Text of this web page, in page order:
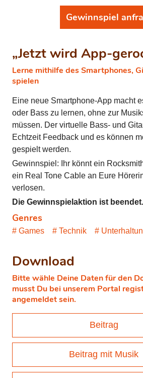
Gewinnspiel
„Jetzt wird App-
Lerne mithilfe des Smartphones,
spielen
Eine neue Smartphone-App macht
oder Bass zu lernen, ohne zur
müssen. Der virtuelle Bass- und
Echtzeit Feedback und es können
gespielt werden.
Gewinnspiel: Ihr könnt ein
ein Real Tone Cable an Eure
verlosen.
Die Gewinnspielaktion ist beendet.
Genres
Games Technik
Download
Bitte wähle Deine Daten für den
musst Du bei unserem Portal
angemeldet sein.
Beitrag
Beitrag mit Musik